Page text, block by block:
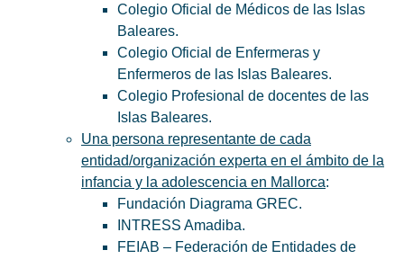
Colegio Oficial de Médicos de las Islas
Baleares.
Colegio Oficial de Enfermeras y
Enfermeros de las Islas Baleares.
Colegio Profesional de docentes de las
Islas Baleares.
Una persona representante de cada
entidad/organización experta en el ámbito de la
infancia y la adolescencia en Mallorca:
Fundación Diagrama GREC.
INTRESS Amadiba.
FEIAB – Federación de Entidades de